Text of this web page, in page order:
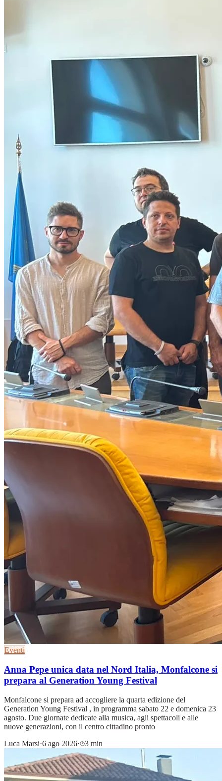
Eventi
Anna Pepe unica data nel Nord Italia, Monfalcone si
prepara al Generation Young Festival
Monfalcone si prepara ad accogliere la quarta edizione del
Generation Young Festival , in programma sabato 22 e domenica 23
agosto. Due giornate dedicate alla musica, agli spettacoli e alle
nuove generazioni, con il centro cittadino pronto
Luca Marsi·6 ago 2026· 3 min